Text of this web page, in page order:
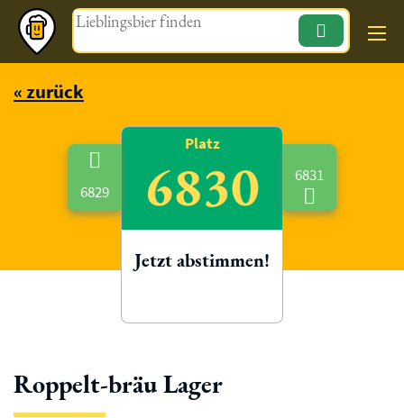
Magazin
« zurück
Roppelt-bräu Lager
6829
Platz
6830
Jetzt abstimmen!
6831